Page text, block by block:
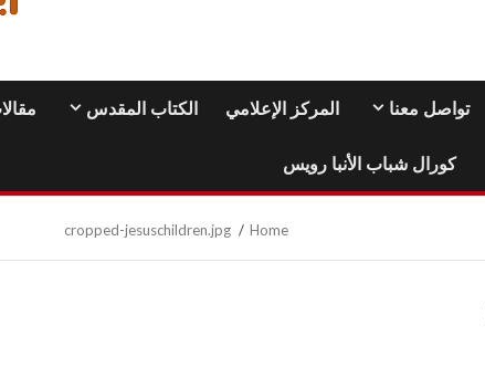
تواصل معنا المركز الإعلامي الكتاب المقدس
كورال شباب الأنبا رويس
Home
cropped-jesuschildren.jpg